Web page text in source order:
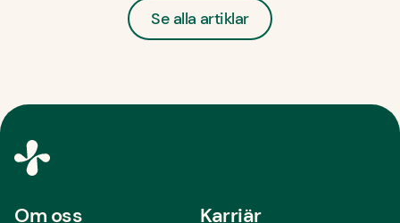
Se alla artiklar
Om oss Karriär